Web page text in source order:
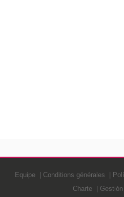
Equipe Conditions générales
Charte